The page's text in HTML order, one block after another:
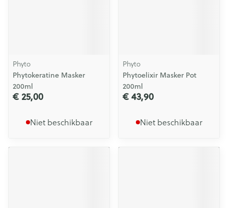
Phyto
Phytokeratine Masker
200ml
€ 25,00
Niet beschikbaar
Phyto
Phytoelixir Masker Pot
200ml
€ 43,90
Niet beschikbaar